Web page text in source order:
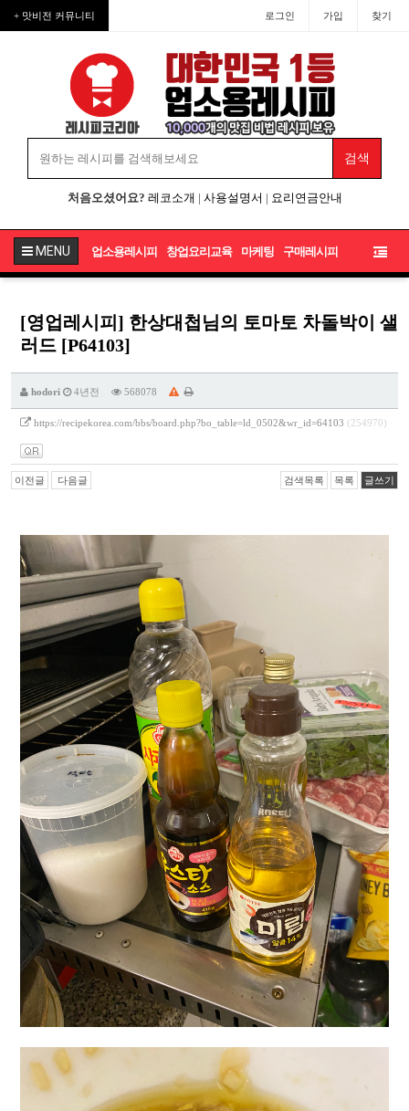
+ 맛비전 커뮤니티 로그인 가입 찾기
처음오셨어요? 레코소개 | 사용설명서 | 요리연금안내
MENU 업소용레시피 창업요리교육 마케팅 구매레시피
[영업레시피] 한상대첩님의 토마토 차돌박이 샐
러드 [P64103]
hodori 4년전 568078
https://recipekorea.com/bbs/board.php?bo_table=ld_0502&wr_id=64103 (254970)
이전글 다음글 검색목록 목록 글쓰기